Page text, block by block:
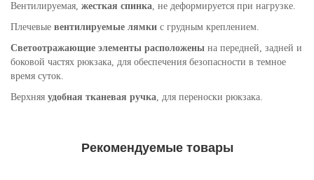
Вентилируемая, жесткая спинка, не деформируется при нагрузке.
Плечевые вентилируемые лямки с грудным креплением.
Светоотражающие элементы расположены на передней, задней и
боковой частях рюкзака, для обеспечения безопасности в темное
время суток.
Верхняя удобная тканевая ручка, для переноски рюкзака.
Рекомендуемые товары